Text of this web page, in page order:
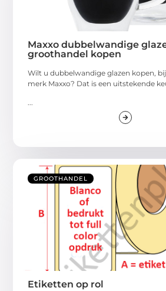
Maxxo dubbelwandige
groothandel kopen
Wilt u dubbelwandige glazen kopen,
merk Maxxo? Dat is een uitstekende
...
GROOTHANDEL
Etiketten op rol